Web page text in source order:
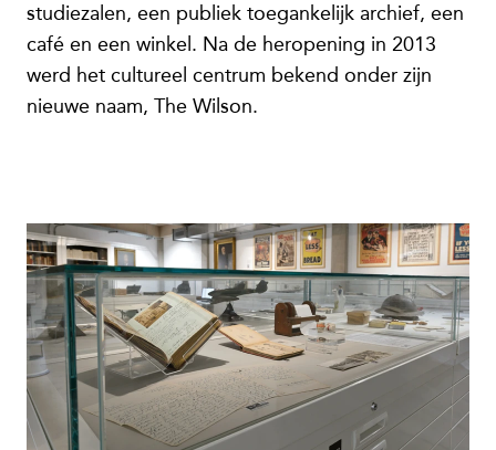
studiezalen, een publiek toegankelijk archief, een
café en een winkel. Na de heropening in 2013
werd het cultureel centrum bekend onder zijn
nieuwe naam, The Wilson.